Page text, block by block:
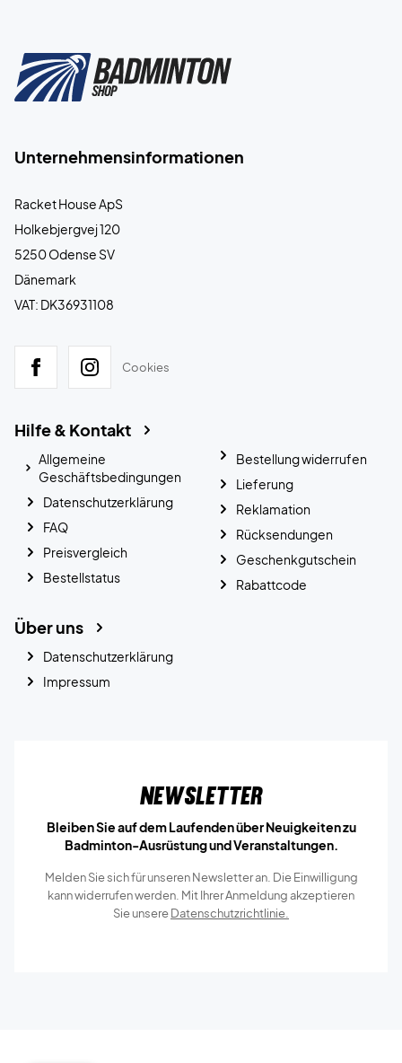
Unternehmensinformationen
Racket House ApS
Holkebjergvej 120
5250 Odense SV
Dänemark
VAT: DK36931108
Cookies
Hilfe & Kontakt
Allgemeine
Geschäftsbedingungen
Datenschutzerklärung
FAQ
Preisvergleich
Bestellstatus
Bestellung widerrufen
Lieferung
Reklamation
Rücksendungen
Geschenkgutschein
Rabattcode
Über uns
Datenschutzerklärung
Impressum
Newsletter
Bleiben Sie auf dem Laufenden über Neuigkeiten zu
Badminton-Ausrüstung und Veranstaltungen.
Melden Sie sich für unseren Newsletter an. Die Einwilligung
kann widerrufen werden. Mit Ihrer Anmeldung akzeptieren
Sie unsereDatenschutzrichtlinie.